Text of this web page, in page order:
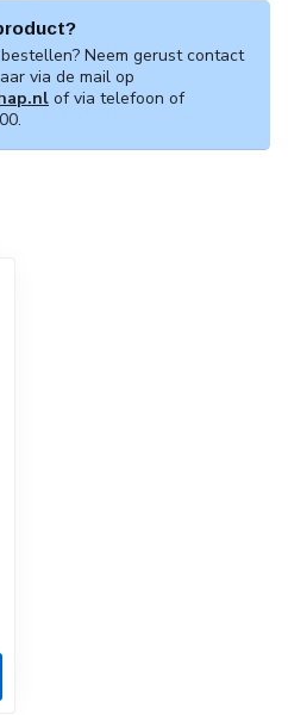
Neem gerust contact
via de mail op
of via telefoon of